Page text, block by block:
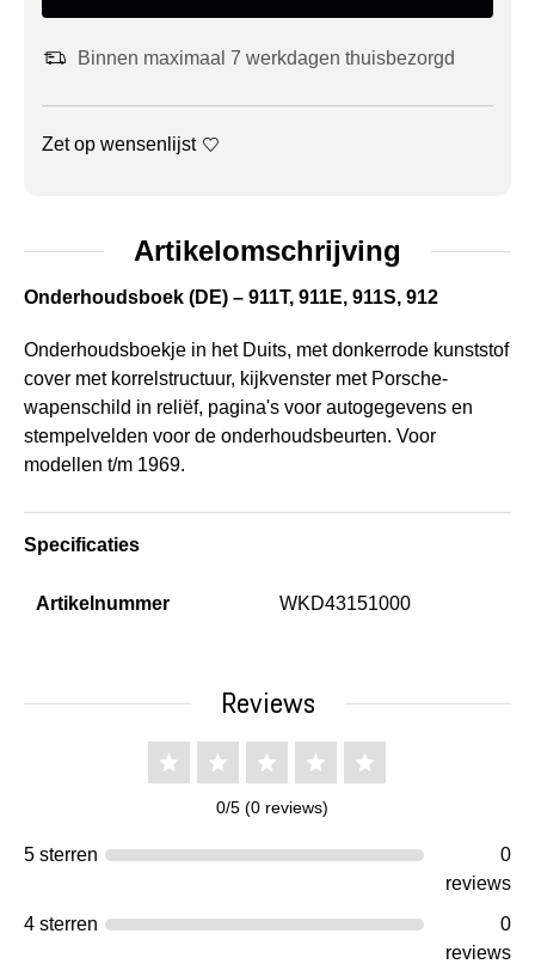
Binnen maximaal 7 werkdagen thuisbezorgd
Zet op wensenlijst
Artikelomschrijving
Onderhoudsboek (DE) – 911T, 911E, 911S, 912
Onderhoudsboekje in het Duits, met donkerrode kunststof
cover met korrelstructuur, kijkvenster met Porsche-
wapenschild in reliëf, pagina's voor autogegevens en
stempelvelden voor de onderhoudsbeurten. Voor
modellen t/m 1969.
Specificaties
Artikelnummer WKD43151000
Reviews
0/5 (0 reviews)
5 sterren
0
reviews
4 sterren
0
reviews